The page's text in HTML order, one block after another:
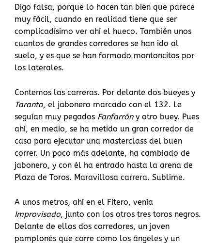
Digo falsa, porque lo hacen tan bien que parece
muy fácil, cuando en realidad tiene que ser
complicadísimo ver ahí el hueco. También unos
cuantos de grandes corredores se han ido al
suelo, y es que se han formado montoncitos por
los laterales.
Contemos las carreras. Por delante dos bueyes y
Taranto, el jabonero marcado con el 132. Le
seguían muy pegados Fanfarrón y otro buey. Pues
ahí, en medio, se ha metido un gran corredor de
casa para ejecutar una masterclass del buen
correr. Un poco más adelante, ha cambiado de
jabonero, y con él ha entrado hasta la arena de
Plaza de Toros. Maravillosa carrera. Sublime.
A unos metros, ahí en el Fitero, venía
Improvisado, junto con los otros tres toros negros.
Delante de ellos dos corredores, un joven
pamplonés que corre como los ángeles y un